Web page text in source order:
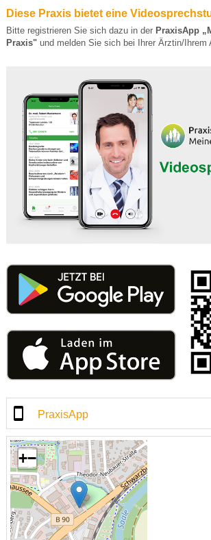
Diese Praxis bietet eine
Bitte registrieren Sie sich dazu in der PraxisApp
Praxis"und melden Sie sich bei Ihrer Ärztin/Ihrem
PraxisApp
+−